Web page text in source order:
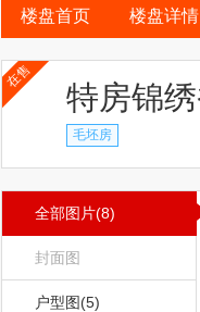
楼盘首页 楼盘详情
在售
特房锦
毛坯房
全部图片(8)
封面图
户型图(5)